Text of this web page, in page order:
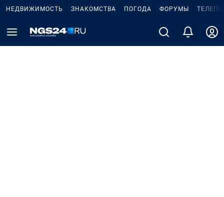
НЕДВИЖИМОСТЬ ЗНАКОМСТВА ПОГОДА ФОРУМЫ